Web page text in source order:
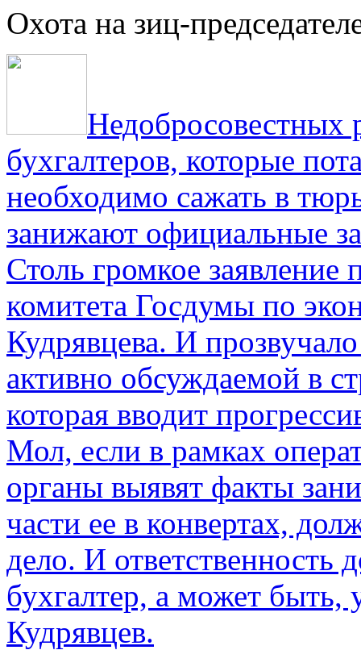
Охота на зиц-
Недобросовестных
бухгалтеров, которые
необходимо сажать в
занижают официальные
Столь громкое заявление
комитета Госдумы по
Кудрявцева. И
активно обсуждаемой в
которая вводит
Мол, если в рамках
органы выявят факты
части ее в конвертах,
дело. И ответственность
бухгалтер, а может быть,
Кудрявцев.